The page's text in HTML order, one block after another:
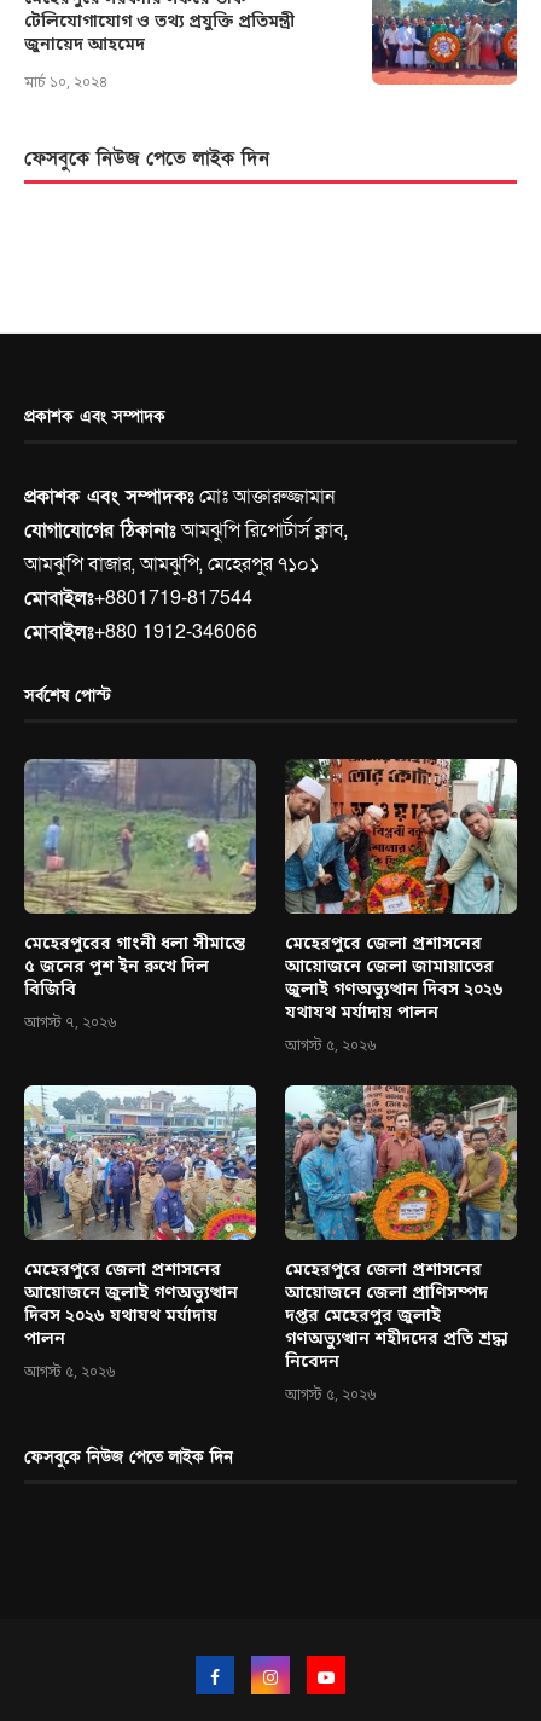
টেলিযোগাযোগ ও তথ্য প্রযুক্তি প্রতিমন্ত্রী
জুনায়েদ আহমেদ
মার্চ ১০, ২০২৪
ফেসবুকে নিউজ পেতে লাইক দিন
প্রকাশক এবং সম্পাদক
প্রকাশক এবং সম্পাদকঃমোঃ আক্তারুজ্জামান
যোগাযোগের ঠিকানাঃআমঝুপি রিপোর্টার্স ক্লাব,
আমঝুপি বাজার, আমঝুপি, মেহেরপুর ৭১০১
মোবাইলঃ+8801719-817544
মোবাইলঃ+880 1912-346066
সর্বশেষ পোস্ট
মেহেরপুরের গাংনী ধলা সীমান্তে
৫ জনের পুশ ইন রুখে দিল
বিজিবি
আগস্ট ৭, ২০২৬
মেহেরপুরে জেলা প্রশাসনের
আয়োজনে জেলা জামায়াতের
জুলাই গণঅভ্যুত্থান দিবস ২০২৬
যথাযথ মর্যাদায় পালন
আগস্ট ৫, ২০২৬
মেহেরপুরে জেলা প্রশাসনের
আয়োজনে জুলাই গণঅভ্যুত্থান
দিবস ২০২৬ যথাযথ মর্যাদায়
পালন
আগস্ট ৫, ২০২৬
মেহেরপুরে জেলা প্রশাসনের
আয়োজনে জেলা প্রাণিসম্পদ
দপ্তর মেহেরপুর জুলাই
গণঅভ্যুত্থান শহীদদের প্রতি শ্রদ্ধা
নিবেদন
আগস্ট ৫, ২০২৬
ফেসবুকে নিউজ পেতে লাইক দিন